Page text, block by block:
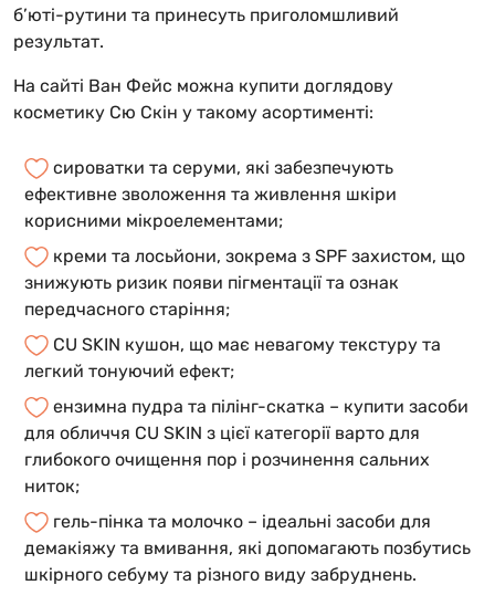
б’юті-рутини та принесуть приголомшливий
результат.
На сайті Ван Фейс можна купити доглядову
косметику Сю Скін у такому асортименті:
сироватки та серуми, які забезпечують
ефективне зволоження та живлення шкіри
корисними мікроелементами;
креми та лосьйони, зокрема з SPF захистом, що
знижують ризик появи пігментації та ознак
передчасного старіння;
CU SKIN кушон, що має невагому текстуру та
легкий тонуючий ефект;
ензимна пудра та пілінг-скатка – купити засоби
для обличчя CU SKIN з цієї категорії варто для
глибокого очищення пор і розчинення сальних
ниток;
гель-пінка та молочко – ідеальні засоби для
демакіяжу та вмивання, які допомагають позбутись
шкірного себуму та різного виду забруднень.